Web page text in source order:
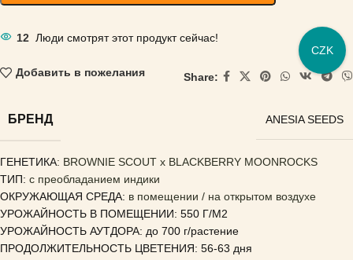
12 Люди смотрят этот продукт сейчас!
Добавить в пожелания Share:
БРЕНД ANESIA SEEDS
ГЕНЕТИКА: BROWNIE SCOUT x BLACKBERRY MOONROCKS
ТИП: с преобладанием индики
ОКРУЖАЮЩАЯ СРЕДА: в помещении / на открытом воздухе
УРОЖАЙНОСТЬ В ПОМЕЩЕНИИ: 550 Г/М2
УРОЖАЙНОСТЬ АУТДОРА: до 700 г/растение
ПРОДОЛЖИТЕЛЬНОСТЬ ЦВЕТЕНИЯ: 56-63 дня
CZK